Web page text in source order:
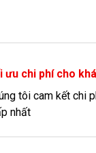
ưu chi phí cho
tôi cam kết chi
nhất